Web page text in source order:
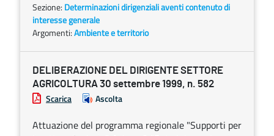
Sezione: Determinazioni dirigenziali aventi contenuto di
interesse generale
Argomenti:Ambiente e territorio
DELIBERAZIONE DEL DIRIGENTE SETTORE
AGRICOLTURA 30 settembre 1999, n. 582
Scarica Ascolta
Attuazione del programma regionale "Supporti per